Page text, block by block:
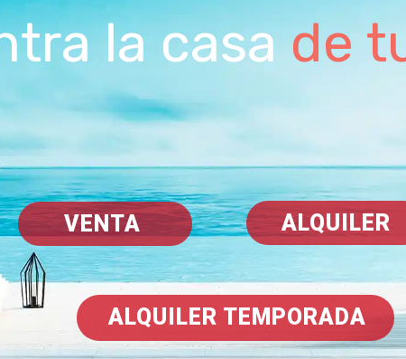
la casade
VENTA ALQUILER
ALQUILER TEMPORADA